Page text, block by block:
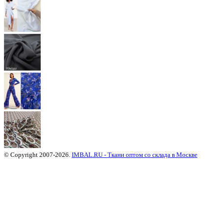
© Copyright 2007-2026. IMBAL.RU - Ткани оптом со склада в Москве